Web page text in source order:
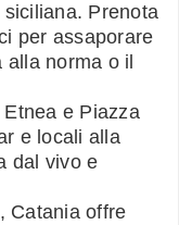
Prenota
per assaporare
norma o il
e Piazza
e locali alla
dal vivo e
Catania offre